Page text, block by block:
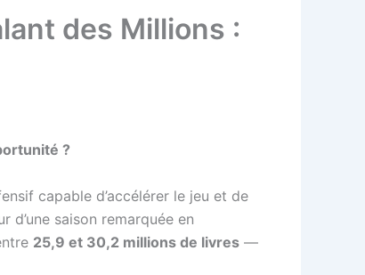
des Millions :
?
capable d’accélérer le jeu et de
saison remarquée en
25,9 et 30,2 millions de livres —